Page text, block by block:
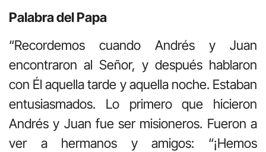
Palabra del Papa
“Recordemos cuando Andrés y Juan
encontraron al Señor, y después hablaron
con Él aquella tarde y aquella noche. Estaban
entusiasmados. Lo primero que hicieron
Andrés y Juan fue ser misioneros. Fueron a
ver a hermanos y amigos: “¡Hemos